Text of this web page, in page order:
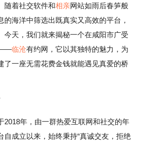
随着社交软件和相亲网站如雨后春笋般
的海洋中筛选出既真实又高效的平台，
今天，我们就来揭秘一个在咸阳市广受
临沧有约网，它以其独特的魅力，为
了一座无需花费金钱就能遇见真爱的桥
2018年，由一群热爱互联网和社交的年
自成立以来，始终秉持“真诚交友，拒绝